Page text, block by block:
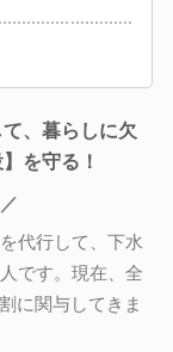
、暮らしに欠
を守る！
代行して、下水
です。現在、全
に関与してきま